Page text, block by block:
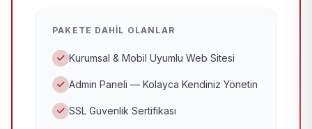
PAKETE DAHIL OLANLAR
Kurumsal & Mobil Uyumlu Web Sitesi
Admin Paneli — Kolayca Kendiniz Yönetin
SSL Güvenlik Sertifikası